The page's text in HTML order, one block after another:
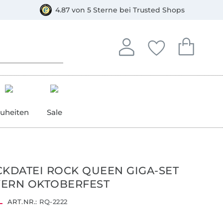
4.87 von 5 Sterne bei Trusted Shops
Anmelden
In deinem Konto
Deine
Du hast keine
Dein
Du hast
Sale
ROCK QUEEN GIGA-SET
OKTOBERFEST
ART.NR.: RQ-2222